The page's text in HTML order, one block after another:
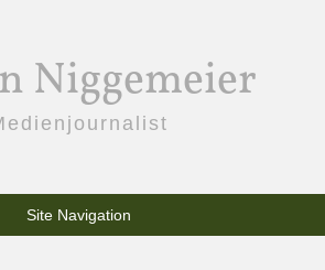
Niggemeier
Site Navigation